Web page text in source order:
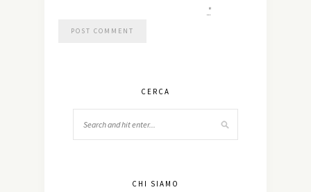
*
CERCA
CHI SIAMO